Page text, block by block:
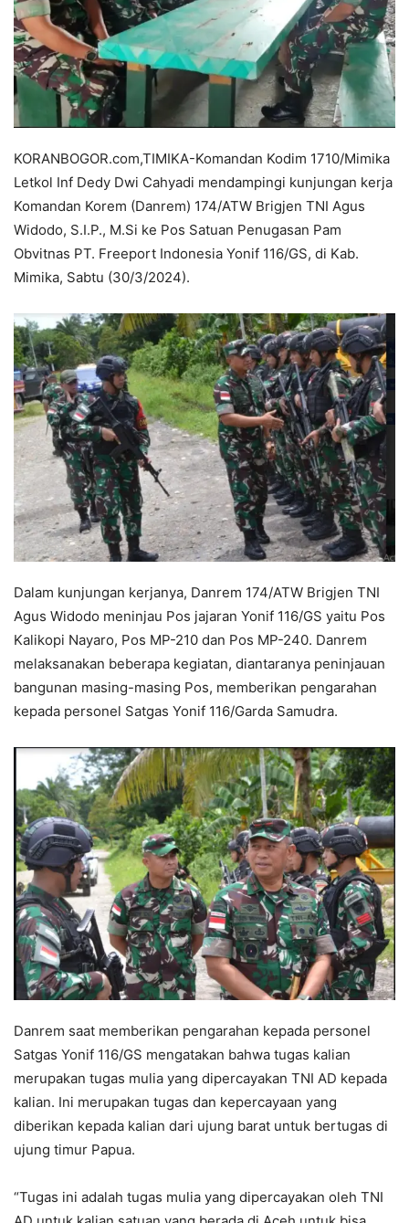
KORANBOGOR.com,TIMIKA-Komandan Kodim 1710/Mimika
Letkol Inf Dedy Dwi Cahyadi mendampingi kunjungan kerja
Komandan Korem (Danrem) 174/ATW Brigjen TNI Agus
Widodo, S.I.P., M.Si ke Pos Satuan Penugasan Pam
Obvitnas PT. Freeport Indonesia Yonif 116/GS, di Kab.
Mimika, Sabtu (30/3/2024).
Dalam kunjungan kerjanya, Danrem 174/ATW Brigjen TNI
Agus Widodo meninjau Pos jajaran Yonif 116/GS yaitu Pos
Kalikopi Nayaro, Pos MP-210 dan Pos MP-240. Danrem
melaksanakan beberapa kegiatan, diantaranya peninjauan
bangunan masing-masing Pos, memberikan pengarahan
kepada personel Satgas Yonif 116/Garda Samudra.
Danrem saat memberikan pengarahan kepada personel
Satgas Yonif 116/GS mengatakan bahwa tugas kalian
merupakan tugas mulia yang dipercayakan TNI AD kepada
kalian. Ini merupakan tugas dan kepercayaan yang
diberikan kepada kalian dari ujung barat untuk bertugas di
ujung timur Papua.
“Tugas ini adalah tugas mulia yang dipercayakan oleh TNI